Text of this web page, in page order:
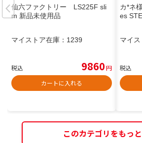
仙六ファクトリー LS225F sli
m 新品未使用品
マイストア在庫： 1239
税込 9860円
カートに入れる
カ*ネ
es
マイス
税込
このカテゴリをもっ